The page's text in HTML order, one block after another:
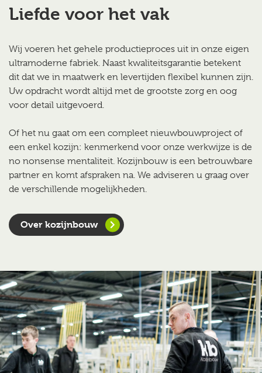
Liefde voor het vak
Wij voeren het gehele productieproces uit in onze eigen
ultramoderne fabriek. Naast kwaliteitsgarantie betekent
dit dat we in maatwerk en levertijden flexibel kunnen zijn.
Uw opdracht wordt altijd met de grootste zorg en oog
voor detail uitgevoerd.
Of het nu gaat om een compleet nieuwbouwproject of
een enkel kozijn: kenmerkend voor onze werkwijze is de
no ­nonsense mentaliteit. Kozijnbouw is een betrouwbare
partner en komt afspraken na. We adviseren u graag over
de verschillende mogelijkheden.
Over kozijnbouw